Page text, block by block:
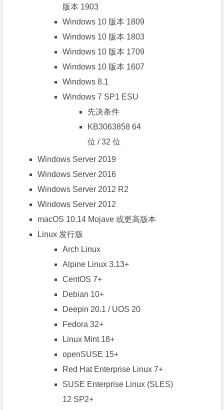
版本 1903
Windows 10 版本 1809
Windows 10 版本 1803
Windows 10 版本 1709
Windows 10 版本 1607
Windows 8.1
Windows 7 SP1 ESU
先决条件
KB306385864
位 /32 位
Windows Server 2019
Windows Server 2016
Windows Server 2012 R2
Windows Server 2012
macOS 10.14 Mojave 或更高版本
Linux 发行版
Arch Linux
Alpine Linux 3.13+
CentOS 7+
Debian 10+
Deepin 20.1 / UOS 20
Fedora 32+
Linux Mint 18+
openSUSE 15+
Red Hat Enterprise Linux 7+
SUSE Enterprise Linux (SLES)
12 SP2+